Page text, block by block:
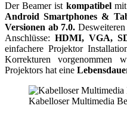
Der Beamer ist kompatibel
Android Smartphones &
Versionen ab 7.0.
Anschlüsse: HDMI, VGA,
einfachere Projektor
Korrekturen vorgenommen
Projektors hat eine
Kabelloser Multimedia